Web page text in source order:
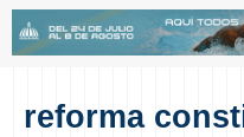
reforma